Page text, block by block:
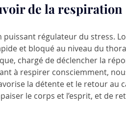
de la respiration
régulateur du stress.
et bloqué au niveau du
chargé de déclencher la
à respirer consciemment,
la détente et le retour au
le corps et l’esprit, et de